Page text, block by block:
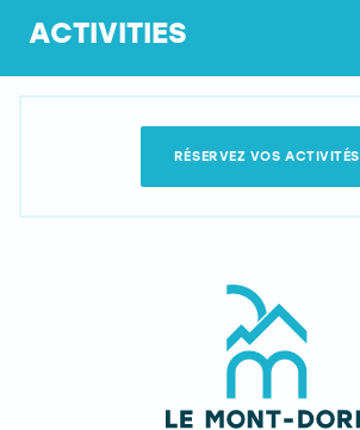
ACTIVITIES
RÉSERVEZ VOS ACTIVITÉS